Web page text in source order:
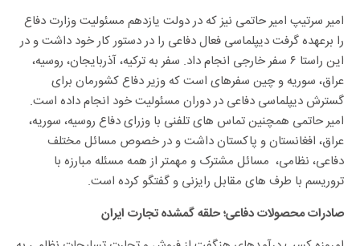
امیر سرتیپ امیر حاتمی نیز که در دولت یازدهم مسئولیت وزارت دفاع
را برعهده گرفت دیپلماسی فعال دفاعی را در دستور کار خود داشت و در
این راستا ۶ سفر خارجی انجام داد. سفر به ترکیه، آذربایجان، روسیه،
عراق، سوریه و چین سفرهای است که وزیر دفاع کشورمان برای
گسترش دیپلماسی دفاعی در دوران مسئولیت خود انجام داده است.
امیر حاتمی همچنین تماس های تلفنی با وزرای دفاع روسیه، سوریه،
عراق، افغانستان و پاکستان داشت و در خصوص مسائل مختلف
دفاعی، نظامی، مسائل مشترک و مهمتر از همه مسئله مبارزه با
تروریسم با طرف های مقابل رایزنی و گفتگو کرده است.
صادرات محصولات دفاعی؛ حلقه گمشده تجارت ایران